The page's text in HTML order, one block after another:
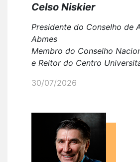
Celso Niskier
Presidente do Conselho de
Abmes
Membro do Conselho
e Reitor do Centro
30/07/2026